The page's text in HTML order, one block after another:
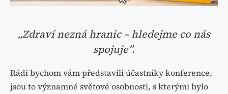
„Zdraví nezná hranic – hledejme co nás
spojuje”.
Rádi bychom vám představili účastníky konference,
jsou to významné světové osobnosti, s kterými bylo